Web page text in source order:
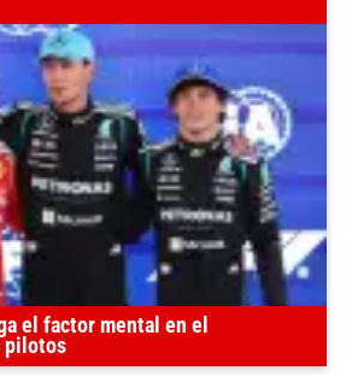
el factor mental en el
pilotos